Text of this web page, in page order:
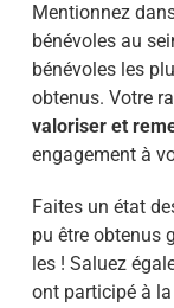
Mentionnez
bénévoles au
bénévoles les
obtenus. Votre
valoriser et
engagement à
Faites un état
pu être obtenus
les ! Saluez
ont participé à